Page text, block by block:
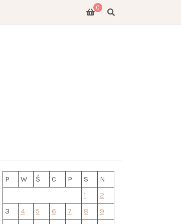
0
P W Ś C P S
N
1
2
3
4 5 6 7 8
9